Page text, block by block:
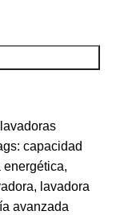
lavadoras
capacidad
energética,
, lavadora
avanzada